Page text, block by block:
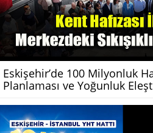
Eskişehir’de 100 Milyonluk
Planlaması ve Yoğunluk